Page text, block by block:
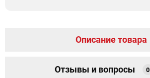
Описание товара
Отзывы и вопросы 0